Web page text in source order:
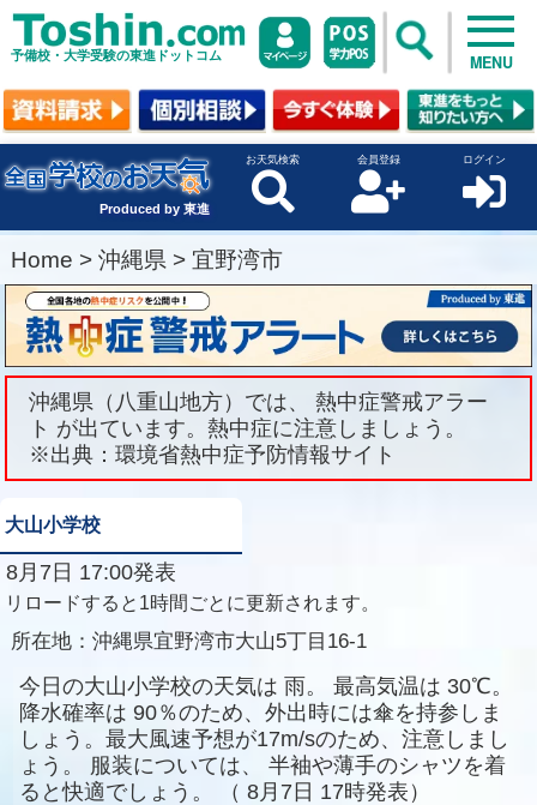
予備校・大学受験の東進ドットコム MENU
Produced by 東進
お天気検索 会員登録 ログイン
Home > 沖縄県 > 宜野湾市
沖縄県（八重山地方）では、 熱中症警戒アラー
ト が出ています。熱中症に注意しましょう。
※出典：環境省熱中症予防情報サイト
大山小学校
8月7日 17:00発表
リロードすると1時間ごとに更新されます。
所在地： 沖縄県宜野湾市大山5丁目16-1
今日の大山小学校の天気は 雨。 最高気温は 30℃。
降水確率は 90％のため、外出時には傘を持参しま
しょう。最大風速予想が17m/sのため、注意しまし
ょう。
服装については、
半袖や薄手のシャツを着
ると快適でしょう。
（ 8月7日 17時発表）